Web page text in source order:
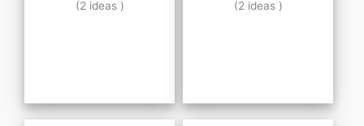
(2 ideas ) (2 ideas )